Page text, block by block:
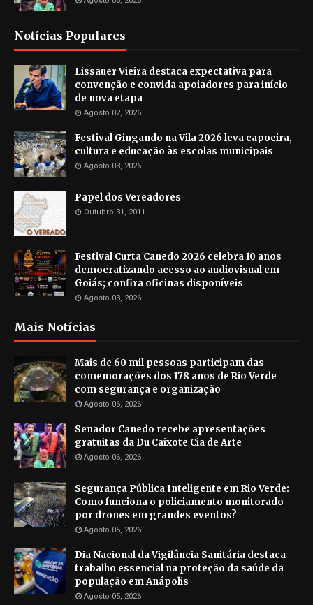
Notícias Populares
Lissauer Vieira destaca expectativa para
convenção e convida apoiadores para início
de nova etapa
Agosto 02, 2026
Festival Gingando na Vila 2026 leva capoeira,
cultura e educação às escolas municipais
Agosto 03, 2026
Papel dos Vereadores
Outubro 31, 2011
Festival Curta Canedo 2026 celebra 10 anos
democratizando acesso ao audiovisual em
Goiás; confira oficinas disponíveis
Agosto 03, 2026
Mais Notícias
Mais de 60 mil pessoas participam das
comemorações dos 178 anos de Rio Verde
com segurança e organização
Agosto 06, 2026
Senador Canedo recebe apresentações
gratuitas da Du Caixote Cia de Arte
Agosto 06, 2026
Segurança Pública Inteligente em Rio Verde:
Como funciona o policiamento monitorado
por drones em grandes eventos?
Agosto 05, 2026
Dia Nacional da Vigilância Sanitária destaca
trabalho essencial na proteção da saúde da
população em Anápolis
Agosto 05, 2026